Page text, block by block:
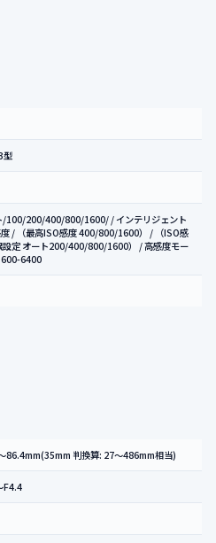
型
/100/200/400/800/1600/ / インテリジェント
/ （最高ISO感度 400/800/1600） / （ISO感
設定 オート200/400/800/1600） / 高感度モー
6400
86.4mm(35mm 判換算: 27～486mm相当)
F4.4